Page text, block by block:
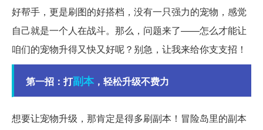
好帮手，更是刷图的好搭档，没有一只强力的宠物，感觉
自己就是一个人在战斗。那么，问题来了——怎么才能让
咱们的宠物升得又快又好呢？别急，让我来给你支支招！
第一招：打副本 ，轻松升级不费力
想要让宠物升级，那肯定是得多刷副本！冒险岛里的副本